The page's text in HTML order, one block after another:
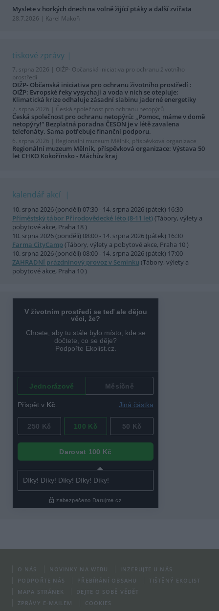
Myslete v horkých dnech na volně žijící ptáky a další zvířata
28.7.2026 | Karel Makoň
tiskové zprávy
7. srpna 2026 | OIŽP- Občanská iniciativa pro ochranu životního
prostředí
OIŽP- Občanská iniciativa pro ochranu životního prostředí :
OIŽP: Evropské řeky vysychají a voda v nich se otepluje:
Klimatická krize odhaluje zásadní slabinu jaderné energetiky
7. srpna 2026 | Česká společnost pro ochranu netopýrů
Česká společnost pro ochranu netopýrů: „Pomoc, máme v domě
netopýry!“ Bezplatná poradna ČESON je v létě zavalena
telefonáty. Sama potřebuje finanční podporu.
6. srpna 2026 | Regionální muzeum Mělník, příspěvková organizace
Regionální muzeum Mělník, příspěvková organizace: Výstava 50
let CHKO Kokořínsko - Máchův kraj
kalendář akcí
10. srpna 2026 (pondělí) 07:30 - 14. srpna 2026 (pátek) 16:30
Příměstský tábor Přírodovědecké léto (8-11 let)(Tábory, výlety a
pobytové akce, Praha 18 )
10. srpna 2026 (pondělí) 08:00 - 14. srpna 2026 (pátek) 16:30
Farma CityCamp (Tábory, výlety a pobytové akce, Praha 10 )
10. srpna 2026 (pondělí) 08:00 - 14. srpna 2026 (pátek) 17:00
ZAHRADNÍ prázdninový provoz v Semínku (Tábory, výlety a
pobytové akce, Praha 10 )
O NÁS NOVINKY NA WEBU
INZERUJTE U NÁS
PODPOŘTE NÁS
PŘEBÍRÁNÍ OBSAHU
TIŠTĚNÝ EKOLIST
MAPA STRÁNEK
DEJTE O SOBĚ VĚDĚT
ZPRÁVY E-MAILEM
COOKIES